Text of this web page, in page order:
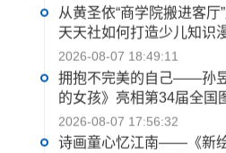
从黄圣依“商学院搬进客厅
天天社如何打造少儿知识
2026-08-07 18:49:11
拥抱不完美的自己——孙
的女孩》亮相第34届全国
2026-08-07 17:56:32
诗画童心忆江南——《新